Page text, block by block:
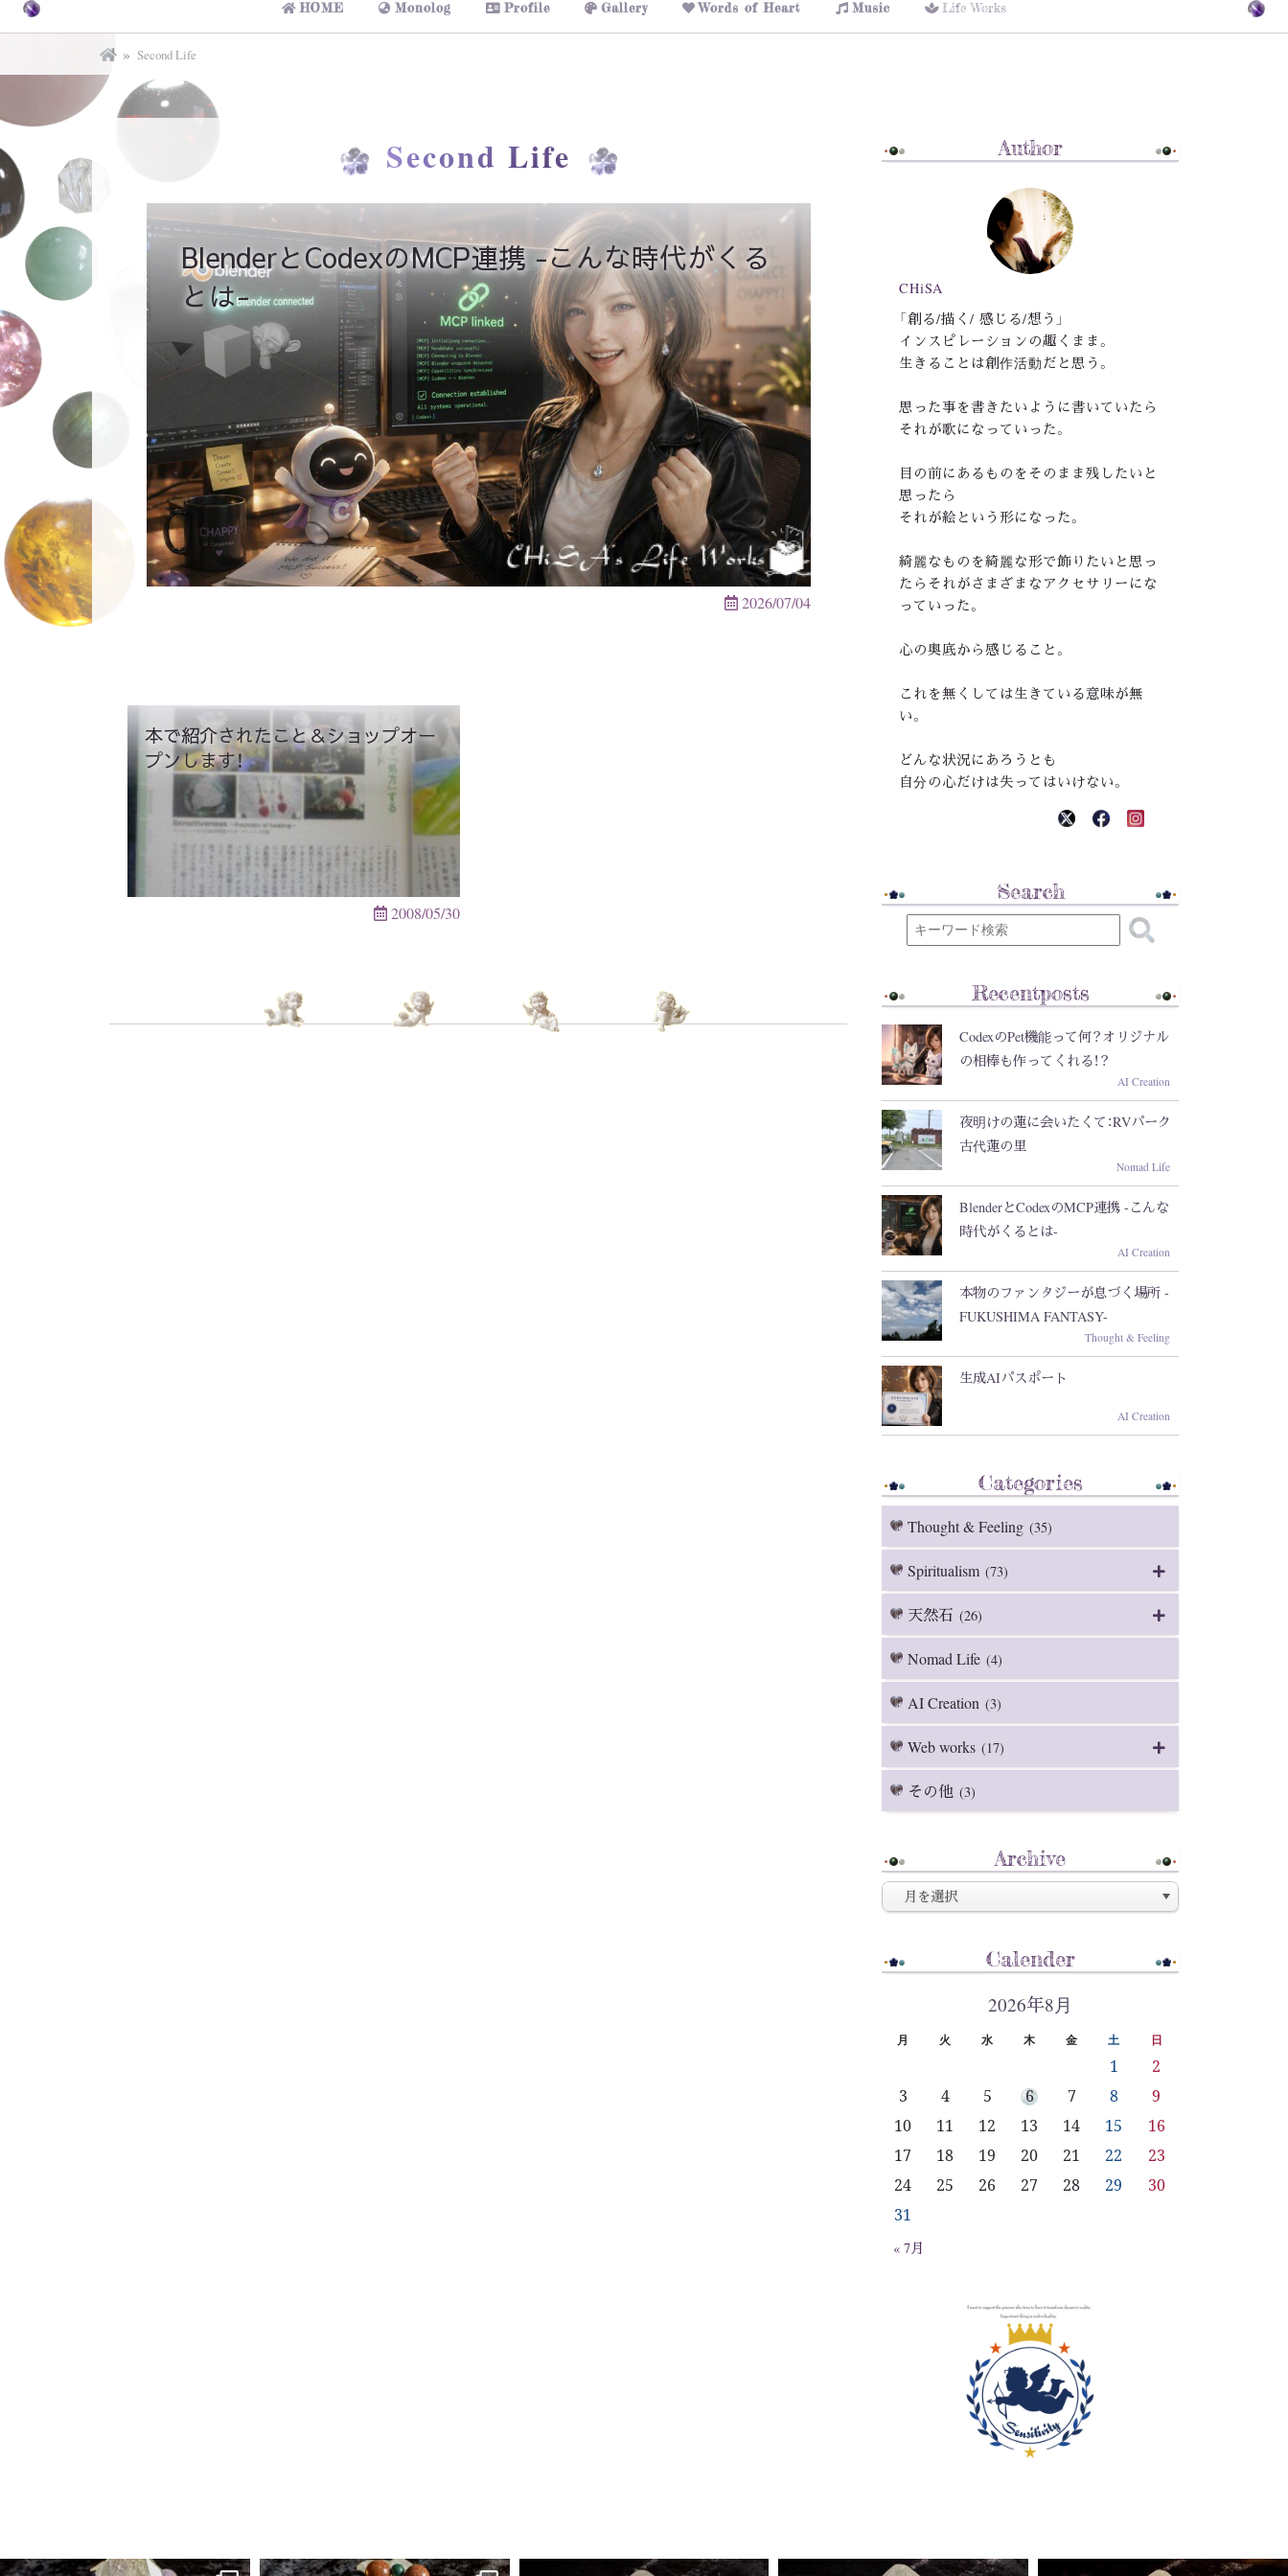
HOME Monolog Profile Gallery Words of Heart Music Life Works
Second Life
Second Life
BlenderとCodexのMCP連携 -こんな時代がくる
とは-
2026/07/04
本で紹介されたこと＆ショップオー
プンします！
2008/05/30
Author
CHiSA
「創る/描く/ 感じる/想う」
インスピレーションの趣くまま。
生きることは創作活動だと思う。
思った事を書きたいように書いていたら
それが歌になっていった。
目の前にあるものをそのまま残したいと
思ったら
それが絵という形になった。
綺麗なものを綺麗な形で飾りたいと思っ
たらそれがさまざまなアクセサリーにな
っていった。
心の奥底から感じること。
これを無くしては生きている意味が無
い。
どんな状況にあろうとも
自分の心だけは失ってはいけない。
Search
Recentposts
CodexのPet機能って何？オリジナル
の相棒も作ってくれる！？
AI Creation
夜明けの蓮に会いたくて：RVパーク
古代蓮の里
Nomad Life
BlenderとCodexのMCP連携 -こんな
時代がくるとは-
AI Creation
本物のファンタジーが息づく場所 -
FUKUSHIMA FANTASY-
Thought & Feeling
生成AIパスポート
AI Creation
Categories
Thought & Feeling (35)
Spiritualism (73)
天然石 (26)
Nomad Life (4)
AI Creation (3)
Web works (17)
その他 (3)
Archive
Calender
2026年8月
月 火 水 木 金 土 日
1
2
3
4 5 6 7 8
9
10
11 12 13 14 15
16
17
18 19 20 21 22
23
24
25 26 27 28 29
30
31
« 7月